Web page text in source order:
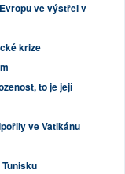
ve výstřel v
krize
to je její
ve Vatikánu